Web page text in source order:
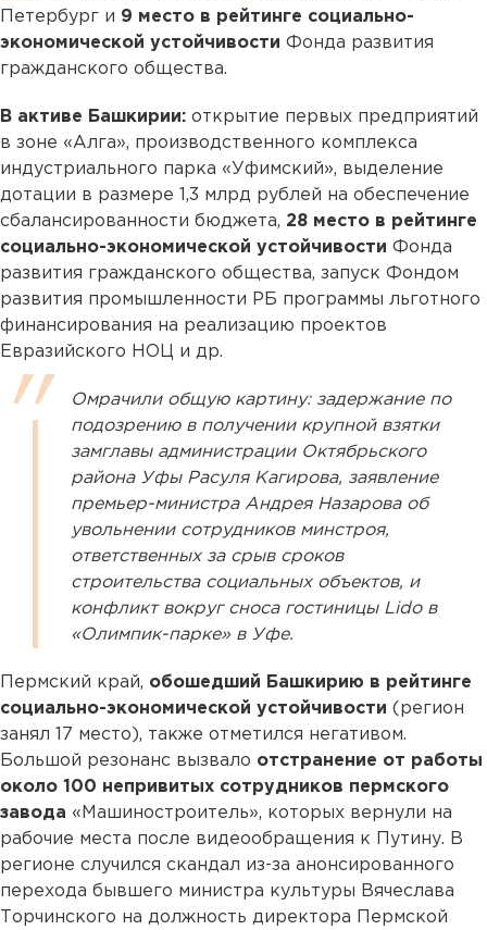
Петербург и 9 место в рейтинге социально-
экономической устойчивости Фонда развития
гражданского общества.
В активе Башкирии: открытие первых предприятий
в зоне «Алга», производственного комплекса
индустриального парка «Уфимский», выделение
дотации в размере 1,3 млрд рублей на обеспечение
сбалансированности бюджета, 28 место в рейтинге
социально-экономической устойчивости Фонда
развития гражданского общества, запуск Фондом
развития промышленности РБ программы льготного
финансирования на реализацию проектов
Евразийского НОЦ и др.
Омрачили общую картину: задержание по
подозрению в получении крупной взятки
замглавы администрации Октябрьского
района Уфы Расуля Кагирова, заявление
премьер-министра Андрея Назарова об
увольнении сотрудников минстроя,
ответственных за срыв сроков
строительства социальных объектов, и
конфликт вокруг сноса гостиницы Lido в
«Олимпик-парке» в Уфе.
Пермский край, обошедший Башкирию в рейтинге
социально-экономической устойчивости (регион
занял 17 место), также отметился негативом.
Большой резонанс вызвало отстранение от работы
около 100 непривитых сотрудников пермского
завода «Машиностроитель», которых вернули на
рабочие места после видеообращения к Путину. В
регионе случился скандал из-за анонсированного
перехода бывшего министра культуры Вячеслава
Торчинского на должность директора Пермской